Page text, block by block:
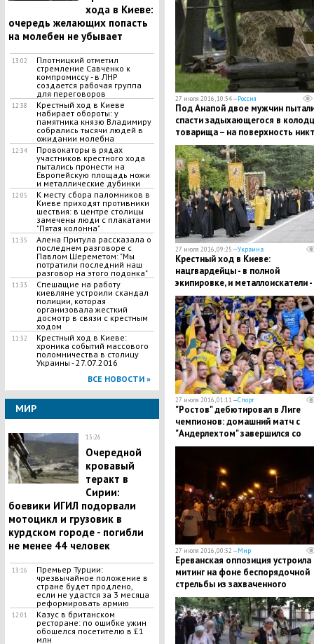
хода в Киеве:
очередь желающих попасть
на молебен не убывает
13:02
Плотницкий отметил
стремление Савченко к
компромиссу - в ЛНР
создается рабочая группа
для переговоров
12:38
Крестный ход в Киеве
набирает обороты: у
памятника князю Владимиру
собрались тысячи людей в
ожидании молебна
12:34
Провокаторы в рядах
участников крестного хода
пытались пронести на
Европейскую площадь ножи
и металлические дубинки
12:05
К месту сбора паломников в
Киеве приходят противники
шествия: в центре столицы
замечены люди с плакатами
"Пятая колонна"
11:35
Алена Притула рассказала о
последнем разговоре с
Павлом Шереметом: "Мы
потратили последний наш
разговор на этого подонка"
11:33
Спешащие на работу
киевляне устроили скандал
полиции, которая
организовала жесткий
досмотр в связи с крестным
ходом
11:32
Крестный ход в Киеве:
хроника событий массового
поломничества в столицу
Украины - 27.07.2016
ВСЕ НОВОСТИ »
МИР
15:26
Очередной
кровавый
теракт в
Сирии:
боевики ИГИЛ подорвали
мотоцикл и грузовик в
курдском городе - погибли
не менее 44 человек
13:16
Премьер Турции:
чрезвычайное положение в
стране будет продлено,
если не удастся за 3 месяца
реформировать армию
12:01
Казус в британском
ресторане: по ошибке ужин
обошелся посетителю в £1
млн
27 июля 2016, 10:54 —Россия
Под Анапой двое мужчин
спасти задыхающегося в
товарища – на поверхность
не выбрался
27 июля 2016, 09:25 —Украина
Крестный ход в Киеве:
нацгвардейцы - в полной
экипировке, и металлоискатели -
Крещатике
27 июля 2016, 01:11 —Спорт
"Ростов" дебютировал в Лиге
чемпионов: домашний матч с
"Андерлехтом" завершился со
счетом 2:2
27 июля 2016, 00:52 —Мир
Ереванская оппозиция устроила
митинг на фоне беспорядочной
стрельбы из захваченного
полицейского участка